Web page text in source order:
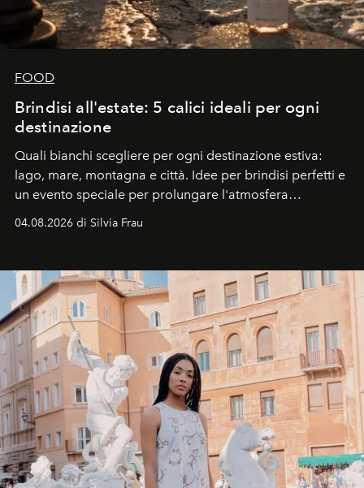
FOOD
Brindisi all'estate: 5 calici ideali per ogni
destinazione
Quali bianchi scegliere per ogni destinazione estiva:
lago, mare, montagna e città. Idee per brindisi perfetti e
un evento speciale per prolungare l'atmosfera
04.08.2026 di Silvia Frau